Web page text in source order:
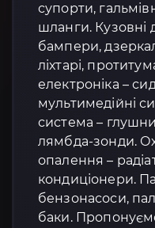
супорти,
шланги. Кузовні
бампери,
ліхтарі,
електроніка –
мультимедійні
система –
лямбда-зонди.
опалення –
кондиціонери.
бензонасоси,
баки.